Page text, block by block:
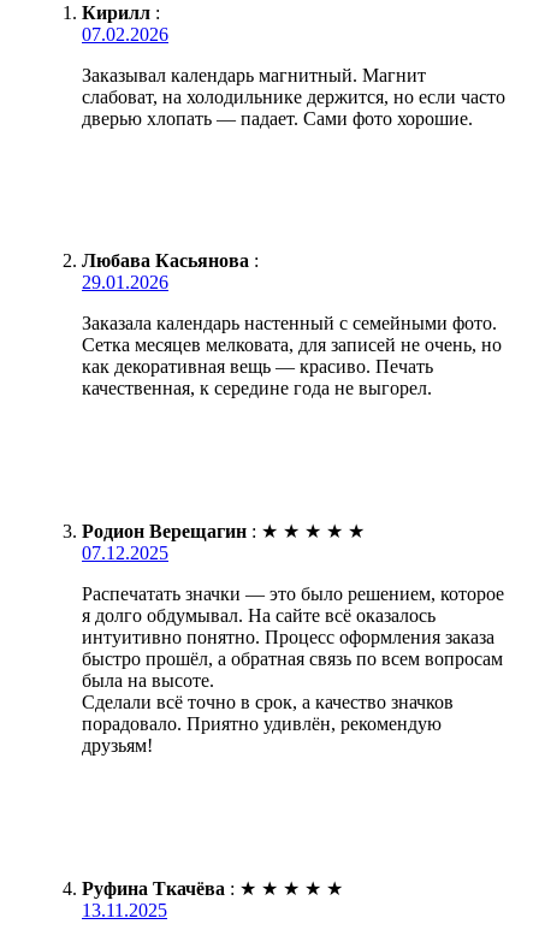
Кирилл :
07.02.2026
Заказывал календарь магнитный. Магнит
слабоват, на холодильнике держится, но если часто
дверью хлопать — падает. Сами фото хорошие.
Любава Касьянова :
29.01.2026
Заказала календарь настенный с семейными фото.
Сетка месяцев мелковата, для записей не очень, но
как декоративная вещь — красиво. Печать
качественная, к середине года не выгорел.
Родион Верещагин : ★ ★ ★ ★ ★
07.12.2025
Распечатать значки — это было решением, которое
я долго обдумывал. На сайте всё оказалось
интуитивно понятно. Процесс оформления заказа
быстро прошёл, а обратная связь по всем вопросам
была на высоте.
Сделали всё точно в срок, а качество значков
порадовало. Приятно удивлён, рекомендую
друзьям!
Руфина Ткачёва : ★ ★ ★ ★ ★
13.11.2025